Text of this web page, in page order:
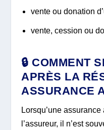
vente ou donation
vente, cession ou
🔒 COMMENT
APRÈS LA
ASSURANCE
Lorsqu’une
l’assureur, il n’est